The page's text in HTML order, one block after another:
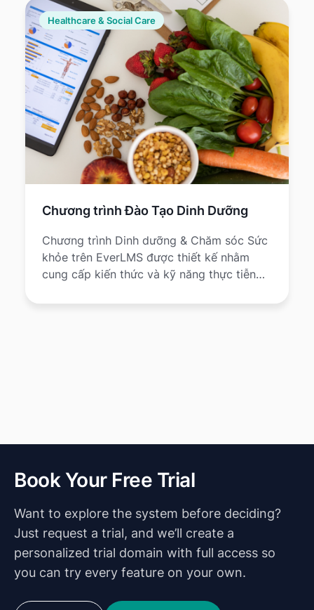
Healthcare & Social Care
Chương trình Đào Tạo Dinh Dưỡng
Chương trình Dinh dưỡng & Chăm sóc Sức
khỏe trên EverLMS được thiết kế nhằm
cung cấp kiến thức và kỹ năng thực tiễn
ngừa bệnh tật và cải thiện chất lượng cuộc
Book Your Free Trial
Want to explore the system before deciding?
Just request a trial, and we’ll create a
personalized trial domain with full access so
you can try every feature on your own.